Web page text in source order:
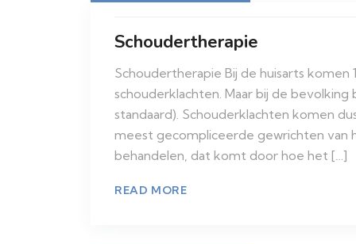
Schoudertherapie
Schoudertherapie Bij de huisarts
schouderklachten. Maar bij de
standaard). Schouderklachten komen
meest gecompliceerde gewrichten
behandelen, dat komt door hoe het […]
READ MORE